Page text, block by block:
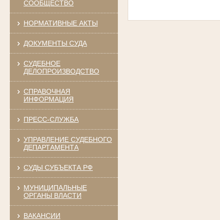
СООБЩЕСТВО
НОРМАТИВНЫЕ АКТЫ
ДОКУМЕНТЫ СУДА
СУДЕБНОЕ
ДЕЛОПРОИЗВОДСТВО
СПРАВОЧНАЯ
ИНФОРМАЦИЯ
ПРЕСС-СЛУЖБА
УПРАВЛЕНИЕ СУДЕБНОГО
ДЕПАРТАМЕНТА
СУДЫ СУБЪЕКТА РФ
МУНИЦИПАЛЬНЫЕ
ОРГАНЫ ВЛАСТИ
ВАКАНСИИ